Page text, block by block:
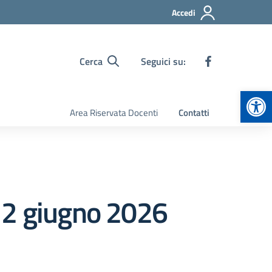
Accedi
Cerca Seguici su:
Area Riservata Docenti Contatti
giugno 2026